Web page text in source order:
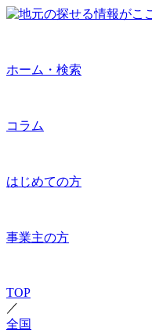
ホーム・検索
コラム
はじめての方
事業主の方
TOP
／
全国